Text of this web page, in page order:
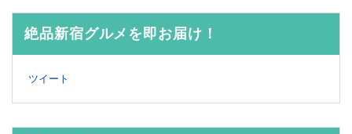
絶品新宿グルメを即お届け！
ツイート